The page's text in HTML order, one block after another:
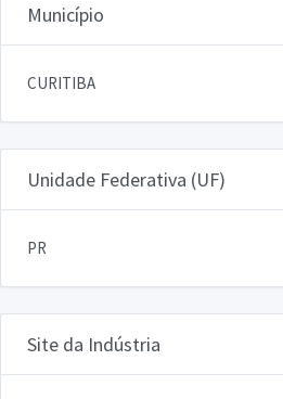
Município
CURITIBA
Unidade Federativa (UF)
PR
Site da Indústria